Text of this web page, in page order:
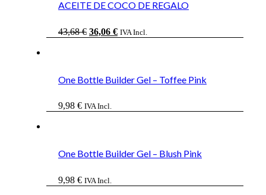
ACEITE DE COCO DE REGALO
43,68€ El
36,06 €ElIVA Incl.
One Bottle Builder Gel – Toffee Pink
9,98 € IVA Incl.
One Bottle Builder Gel – Blush Pink
9,98 € IVA Incl.